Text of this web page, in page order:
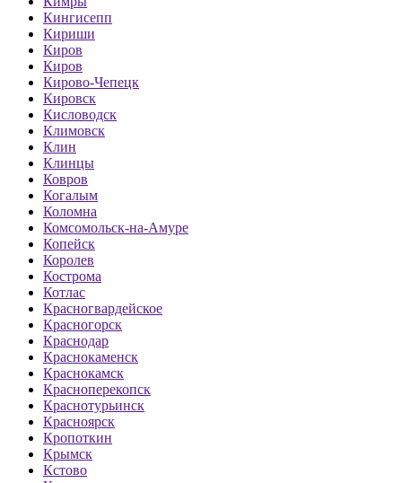
Кингисепп
Кириши
Киров
Киров
Кирово-Чепецк
Кировск
Кисловодск
Климовск
Клин
Клинцы
Ковров
Когалым
Коломна
Комсомольск-на-Амуре
Копейск
Королев
Кострома
Котлас
Красногвардейское
Красногорск
Краснодар
Краснокаменск
Краснокамск
Красноперекопск
Краснотурьинск
Красноярск
Кропоткин
Крымск
Кстово